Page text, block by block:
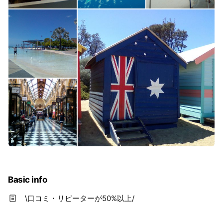
Basic info
\口コミ・リピーターが50%以上/